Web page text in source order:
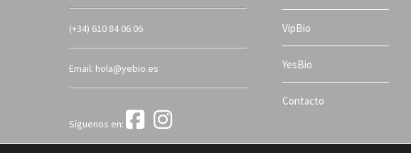
(+34) 610 84 06 06
Email: hola@yebio.es
Síguenos en:
VipBio
YesBio
Contacto